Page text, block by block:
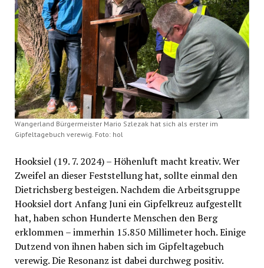
Wangerland Bürgermeister Mario Szlezak hat sich als erster im
Gipfeltagebuch verewig. Foto: hol
Hooksiel (19. 7. 2024) – Höhenluft macht kreativ. Wer
Zweifel an dieser Feststellung hat, sollte einmal den
Dietrichsberg besteigen. Nachdem die Arbeitsgruppe
Hooksiel dort Anfang Juni ein Gipfelkreuz aufgestellt
hat, haben schon Hunderte Menschen den Berg
erklommen – immerhin 15.850 Millimeter hoch. Einige
Dutzend von ihnen haben sich im Gipfeltagebuch
verewig. Die Resonanz ist dabei durchweg positiv.